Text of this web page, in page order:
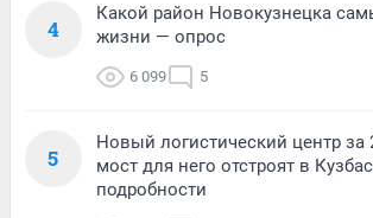
4
Какой район Новокузнецка
жизни — опрос
6 099 5
5
Новый логистический центр за
мост для него отстроят в
подробности